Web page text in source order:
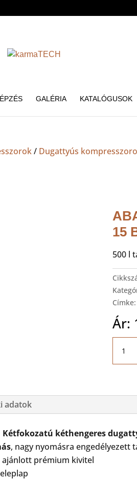
GALÉRIA KATALÓGUSOK
/ Dugattyús
15
500 l
Címke:
Ár:
PRO
B7000/
BAR
adatok
Kétfokozatú kéthengeres
, nagy nyomásra engedélyezett
prémium kivitel